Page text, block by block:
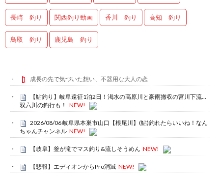
長崎 釣り 関西釣り動画 香川 釣り 高知 釣り
鳥取 釣り 鹿児島 釣り
成長の先で気づいた想い、不器用な大人の恋
【鮎釣り】岐阜遠征1泊2日！渇水の高原川と豪雨撤収の宮川下流…
双六川の釣行も！
NEW!
2026/08/06 岐阜県本巣市山口【根尾川】(鮎)釣れたらいいね！なん
ちゃんチャンネル NEW!
【岐阜】釜が滝でマス釣り&流しそうめん NEW!
【悲報】エディオンからPro消滅 NEW!